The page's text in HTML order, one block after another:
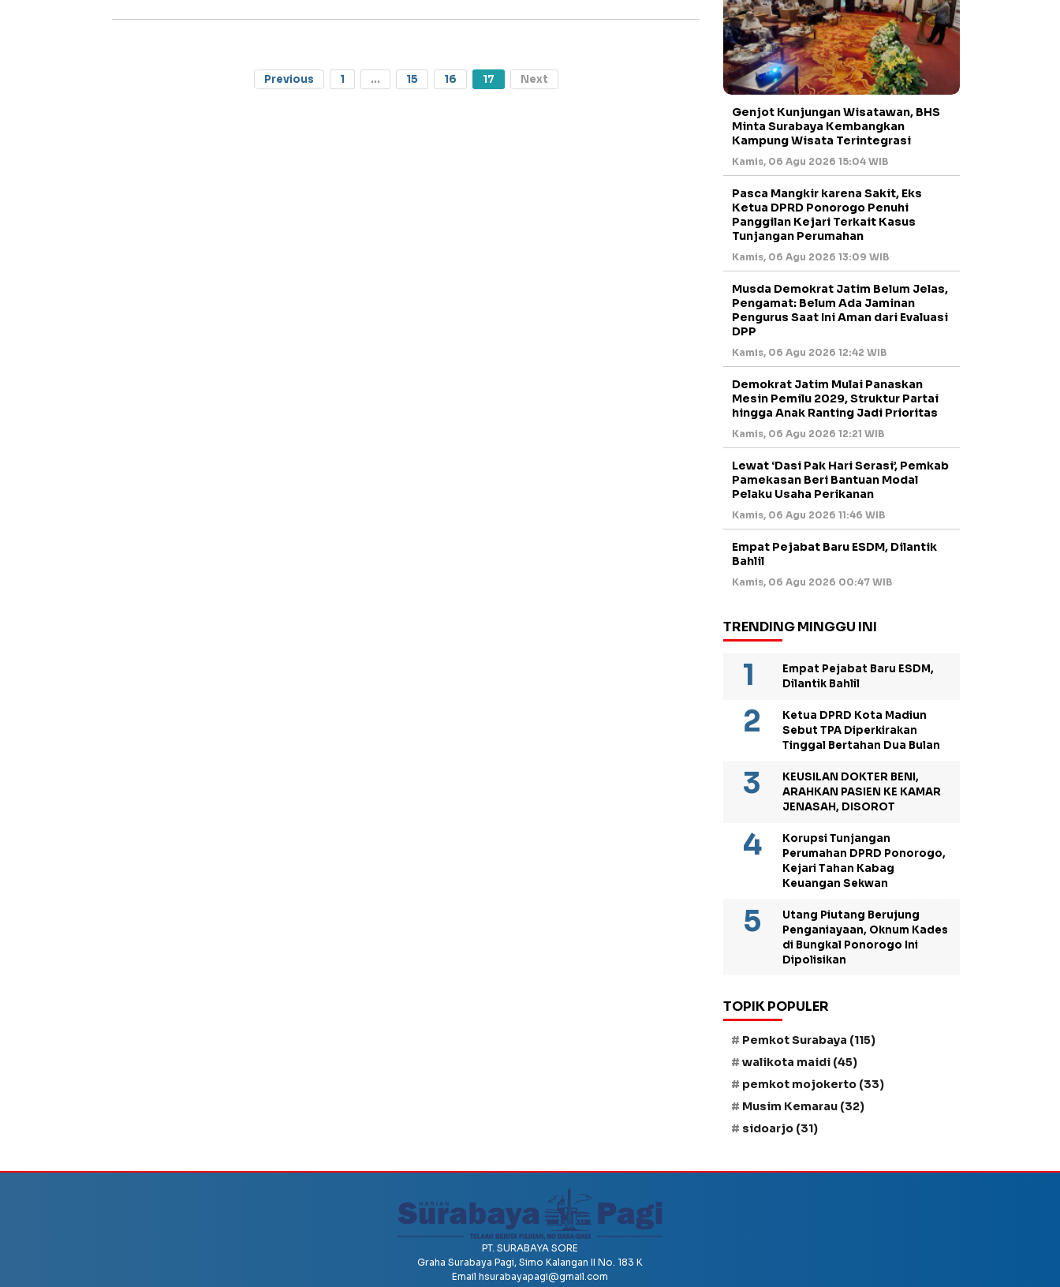
Previous 1 ... 15 16 17 Next
Genjot Kunjungan Wisatawan, BHS
Minta Surabaya Kembangkan
Kampung Wisata Terintegrasi
Kamis, 06 Agu 2026 15:04 WIB
Pasca Mangkir karena Sakit, Eks
Ketua DPRD Ponorogo Penuhi
Panggilan Kejari Terkait Kasus
Tunjangan Perumahan
Kamis, 06 Agu 2026 13:09 WIB
Musda Demokrat Jatim Belum Jelas,
Pengamat: Belum Ada Jaminan
Pengurus Saat Ini Aman dari Evaluasi
DPP
Kamis, 06 Agu 2026 12:42 WIB
Demokrat Jatim Mulai Panaskan
Mesin Pemilu 2029, Struktur Partai
hingga Anak Ranting Jadi Prioritas
Kamis, 06 Agu 2026 12:21 WIB
Lewat ‘Dasi Pak Hari Serasi’, Pemkab
Pamekasan Beri Bantuan Modal
Pelaku Usaha Perikanan
Kamis, 06 Agu 2026 11:46 WIB
Empat Pejabat Baru ESDM, Dilantik
Bahlil
Kamis, 06 Agu 2026 00:47 WIB
TRENDING MINGGU INI
Empat Pejabat Baru ESDM,
Dilantik Bahlil
Ketua DPRD Kota Madiun
Sebut TPA Diperkirakan
Tinggal Bertahan Dua Bulan
KEUSILAN DOKTER BENI,
ARAHKAN PASIEN KE KAMAR
JENASAH, DISOROT
Korupsi Tunjangan
Perumahan DPRD Ponorogo,
Kejari Tahan Kabag
Keuangan Sekwan
Utang Piutang Berujung
Penganiayaan, Oknum Kades
di Bungkal Ponorogo Ini
Dipolisikan
TOPIK POPULER
Pemkot Surabaya (115)
walikota maidi (45)
pemkot mojokerto (33)
Musim Kemarau (32)
sidoarjo (31)
PT. SURABAYA SORE
Graha Surabaya Pagi, Simo Kalangan II No. 183 K
Email hsurabayapagi@gmail.com